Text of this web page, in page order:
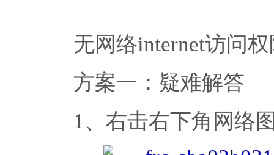
无网络internet访问
方案一：疑难解答
1、右击右下角网络